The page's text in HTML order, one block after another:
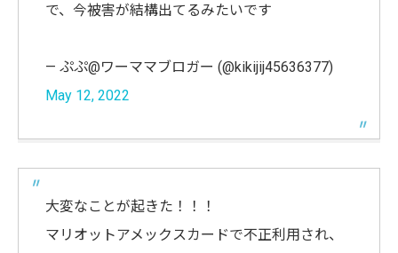
で、今被害が結構出てるみたいです
— ぷぷ@ワーママブロガー (@kikijij45636377)
May 12, 2022
大変なことが起きた！！！
マリオットアメックスカードで不正利用され、